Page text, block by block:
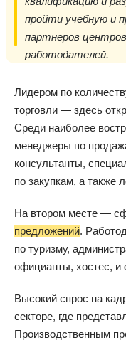
пройти учебную и
партнеров
работодателей.
Лидером по
торговли — здесь
Среди наиболее
менеджеры по
консультанты,
по закупкам, а также
На втором месте —
предложений.
по туризму,
официанты, хостес, и
Высокий спрос на
секторе, где
Производственным